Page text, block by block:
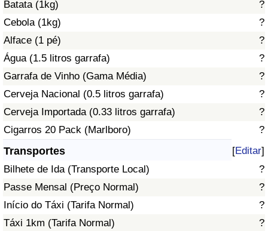
Batata (1kg)
?
Cebola (1kg)
?
Alface (1 pé)
?
Água (1.5 litros garrafa)
?
Garrafa de Vinho (Gama Média)
?
Cerveja Nacional (0.5 litros garrafa)
?
Cerveja Importada (0.33 litros garrafa)
?
Cigarros 20 Pack (Marlboro)
?
Transportes [Editar]
Bilhete de Ida (Transporte Local)
?
Passe Mensal (Preço Normal)
?
Início do Táxi (Tarifa Normal)
?
Táxi 1km (Tarifa Normal)
?
Indicador de Poluição por País
Trânsito
Indicador de Trânsito
Indicador de Trânsito (Atual)
Indicador de Trânsito por País